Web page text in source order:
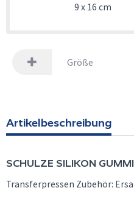
9 x 16 cm
Größe
Artikelbeschreibung
SCHULZE SILIKON
Transferpressen Zubehör: